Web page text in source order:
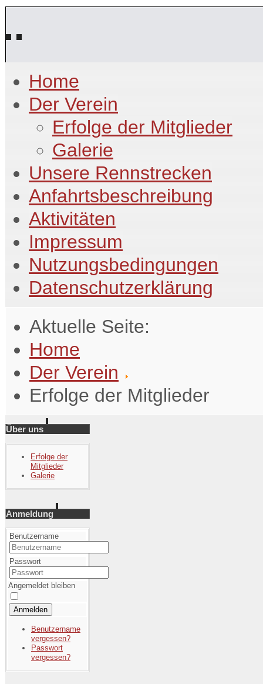
Home
Der Verein
Erfolge der Mitglieder
Galerie
Unsere Rennstrecken
Anfahrtsbeschreibung
Aktivitäten
Impressum
Nutzungsbedingungen
Datenschutzerklärung
Aktuelle Seite:
Home
Der Verein
Erfolge der Mitglieder
Über uns
Erfolge der
Mitglieder
Galerie
Anmeldung
Benutzername
Passwort
Angemeldet bleiben
Anmelden
Benutzername
vergessen?
Passwort
vergessen?